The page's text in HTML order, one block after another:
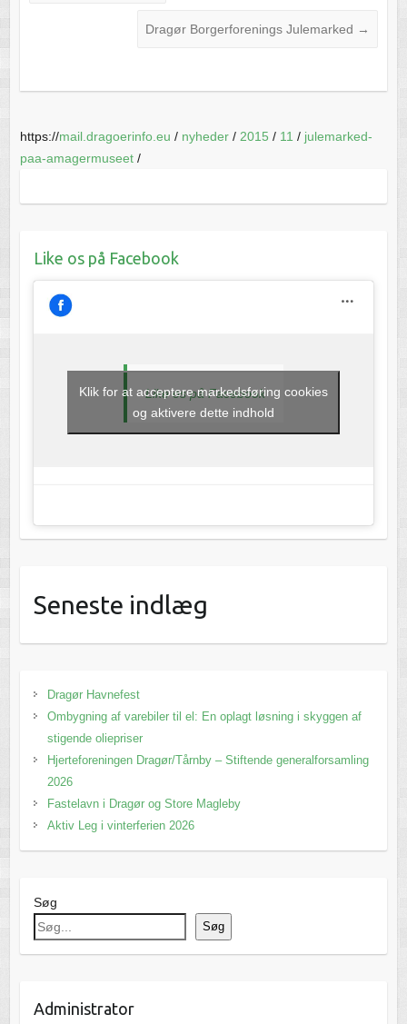
Dragør Borgerforenings Julemarked →
https://mail.dragoerinfo.eu / nyheder/ 2015 / 11 / julemarked-
paa-amagermuseet/
Like os på Facebook
Like os på Facebook
Klik for at acceptere markedsføring cookies
og aktivere dette indhold
Seneste indlæg
Dragør Havnefest
Ombygning af varebiler til el: En oplagt løsning i skyggen af
stigende oliepriser
Hjerteforeningen Dragør/Tårnby – Stiftende generalforsamling
2026
Fastelavn i Dragør og Store Magleby
Aktiv Leg i vinterferien 2026
Søg
Søg
Administrator